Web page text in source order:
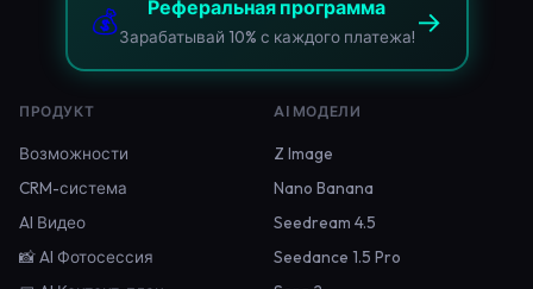
💰 Реферальная программа
Зарабатывай 10% с каждого платежа! →
ПРОДУКТ
Возможности
CRM-система
AI Видео
📸 AI Фотосессия
AI МОДЕЛИ
Z Image
Nano Banana
Seedream 4.5
Seedance 1.5 Pro